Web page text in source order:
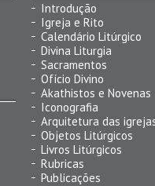
Introdução
Igreja e Rito
Calendário Litúrgico
Divina Liturgia
Sacramentos
Ofício Divino
Akathistos e Novenas
Iconografia
Arquitetura das
Objetos Litúrgicos
Livros Litúrgicos
Rubricas
Publicações